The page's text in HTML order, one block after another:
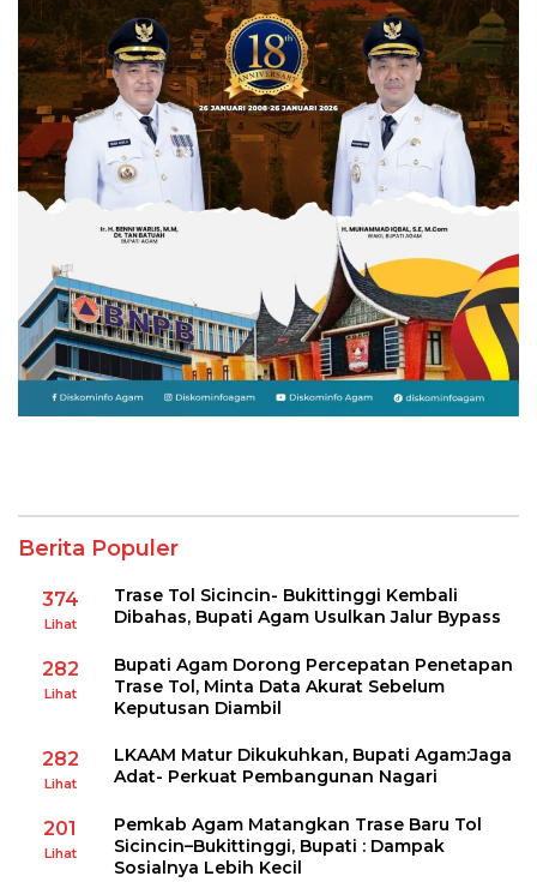
Berita Populer
374
Lihat
Trase Tol Sicincin- Bukittinggi Kembali
Dibahas, Bupati Agam Usulkan Jalur Bypass
282
Lihat
Bupati Agam Dorong Percepatan Penetapan
Trase Tol, Minta Data Akurat Sebelum
Keputusan Diambil
282
Lihat
LKAAM Matur Dikukuhkan, Bupati Agam:Jaga
Adat- Perkuat Pembangunan Nagari
201
Lihat
Pemkab Agam Matangkan Trase Baru Tol
Sicincin–Bukittinggi, Bupati : Dampak
Sosialnya Lebih Kecil